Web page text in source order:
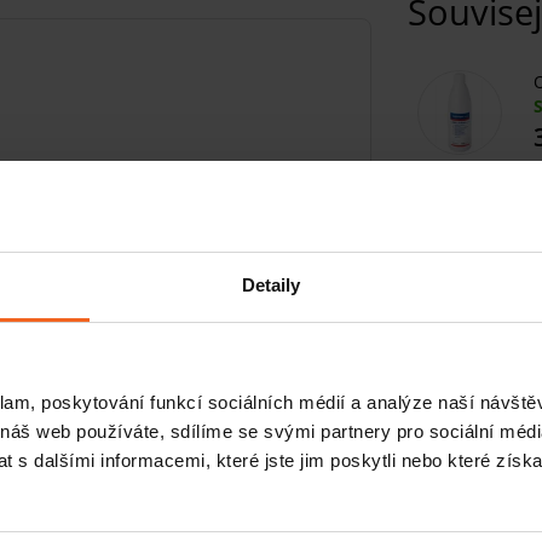
Detaily
poskytování funkcí sociálních médií a analýze naší
web používáte, sdílíme se svými partnery pro sociální
s dalšími informacemi, které jste jim poskytli nebo které
navržena a určena pro sportovní
je
kterého jsou tejpy vyrobeny. Tímto
,lesklá a jemná, ale současně ivelmi
, a proto zvládá i velicenepříjemné